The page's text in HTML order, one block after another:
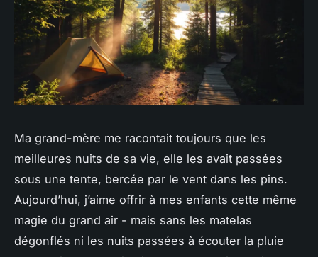
Ma grand-mère me racontait toujours que les
meilleures nuits de sa vie, elle les avait passées
sous une tente, bercée par le vent dans les pins.
Aujourd’hui, j’aime offrir à mes enfants cette même
magie du grand air - mais sans les matelas
dégonflés ni les nuits passées à écouter la pluie